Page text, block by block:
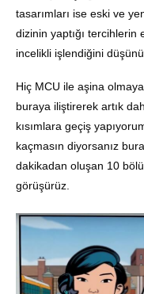
tasarımları ise eski ve
dizinin yaptığı tercihlerin
incelikli işlendiğini
Hiç MCU ile aşina
buraya iliştirerek artık
kısımlara geçiş
kaçmasın diyorsanız
dakikadan oluşan 10
görüşürüz.